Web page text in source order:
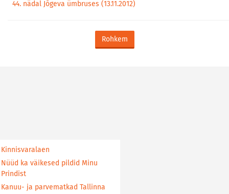
44. nädal Jõgeva ümbruses (13.11.2012)
Rohkem
Kinnisvaralaen
Nüüd ka väikesed pildid Minu
Prindist
Kanuu- ja parvematkad Tallinna